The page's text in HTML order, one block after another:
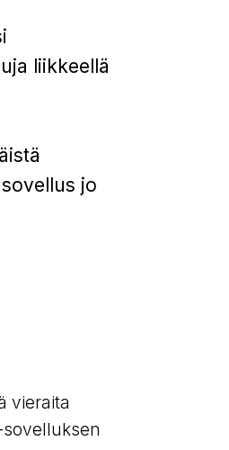
liikkeellä
jo
vieraita